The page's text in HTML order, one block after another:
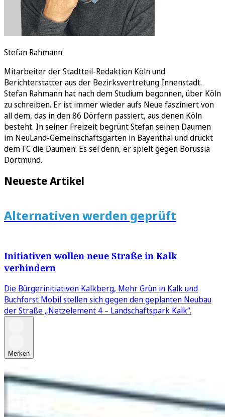
Stefan Rahmann
Mitarbeiter der Stadtteil-Redaktion Köln und
Berichterstatter aus der Bezirksvertretung Innenstadt.
Stefan Rahmann hat nach dem Studium begonnen, über Köln
zu schreiben. Er ist immer wieder aufs Neue fasziniert von
all dem, das in den 86 Dörfern passiert, aus denen Köln
besteht. In seiner Freizeit begrünt Stefan seinen Daumen
im NeuLand-Gemeinschaftsgarten in Bayenthal und drückt
dem FC die Daumen. Es sei denn, er spielt gegen Borussia
Dortmund.
Neueste Artikel
Alternativen werden geprüft
Initiativen wollen neue Straße in Kalk
verhindern
Die Bürgerinitiativen Kalkberg, Mehr Grün in Kalk und
Buchforst Mobil stellen sich gegen den geplanten Neubau
der Straße „Netzelement 4 – Landschaftspark Kalk“.
Merken